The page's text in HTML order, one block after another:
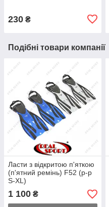
230 ₴
Подібні товари компанії
Ласти з відкритою п'яткою
(п'ятний ремінь) F52 (р-р
S-XL)
1 100 ₴